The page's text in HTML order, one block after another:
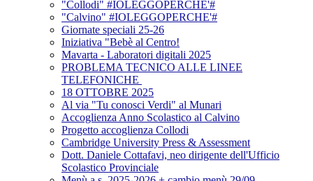
"Collodi" #IOLEGGOPERCHE'#
"Calvino" #IOLEGGOPERCHE'#
Giornate speciali 25-26
Iniziativa "Bebè al Centro!
Mavarta - Laboratori digitali 2025
PROBLEMA TECNICO ALLE LINEE
TELEFONICHE
18 OTTOBRE 2025
Al via "Tu conosci Verdi" al Munari
Accoglienza Anno Scolastico al Calvino
Progetto accoglienza Collodi
Cambridge University Press & Assessment
Dott. Daniele Cottafavi, neo dirigente dell'Ufficio
Scolastico Provinciale